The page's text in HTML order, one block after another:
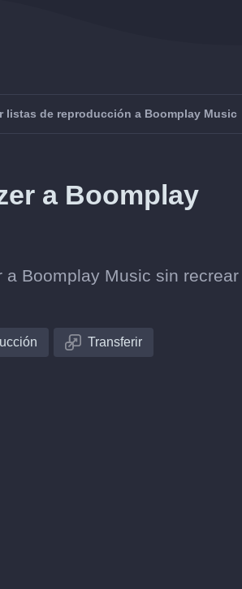
listas de reproducción a Boomplay Music
a Boomplay
Boomplay Music sin recrear
Transferir